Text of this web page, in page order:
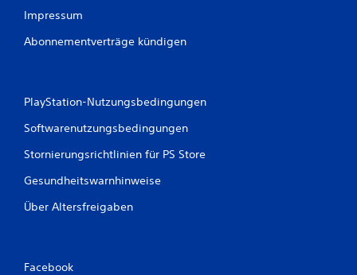
Impressum
Abonnementverträge kündigen
PlayStation-Nutzungsbedingungen
Softwarenutzungsbedingungen
Stornierungsrichtlinien für PS Store
Gesundheitswarnhinweise
Über Altersfreigaben
Facebook